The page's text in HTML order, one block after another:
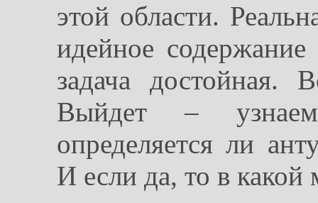
этой области.
идейное
задача достойная.
Выйдет –
определяется ли
И если да, то в какой